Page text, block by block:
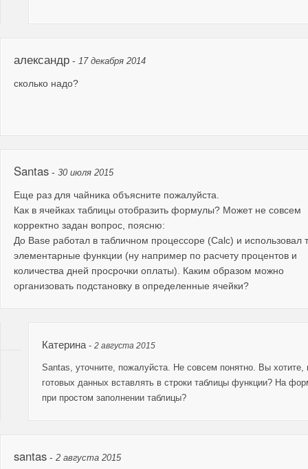
александр - 17 декабря 2014
сколько надо?
Santas - 30 июля 2015
Еще раз для чайника объясните пожалуйста.
Как в ячейках таблицы отобразить формулы? Может не совсем
корректно задан вопрос, поясню:
До Base работал в табличном процессоре (Calc) и использовал
элементарные функции (ну например по расчету процентов и
количества дней просрочки оплаты). Каким образом можно
организовать подстановку в определенные ячейки?
Катерина- 2 августа 2015
Santas, уточните, пожалуйста. Не совсем понятно. Вы хотите,
готовых данных вставлять в строки таблицы функции? На
при простом заполнении таблицы?
santas - 2 августа 2015